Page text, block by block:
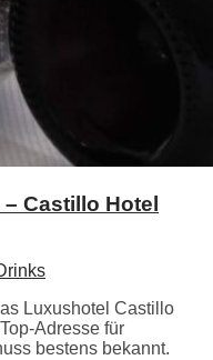
Castillo Hotel
Luxushotel Castillo
Adresse für
bestens bekannt.